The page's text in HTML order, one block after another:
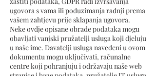
ugovora s vama ili poduzimanja radnji prema
vašem zahtjevu prije sklapanja ugovora.
Neke ovdje opisane obrade podataka mogu
obavljati vanjski pružatelji usluga koji djeluju
u naše ime. Davatelji usluga navedeni u ovom
dokumentu mogu uključivati, računalne
centre koji pohranjuju i održavaju naše web